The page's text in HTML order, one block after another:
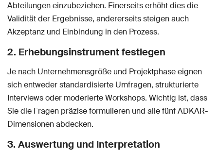
Abteilungen einzubeziehen. Einerseits erhöht dies die
Validität der Ergebnisse, andererseits steigen auch
Akzeptanz und Einbindung in den Prozess.
2. Erhebungsinstrument festlegen
Je nach Unternehmensgröße und Projektphase eignen
sich entweder standardisierte Umfragen, strukturierte
Interviews oder moderierte Workshops. Wichtig ist, dass
Sie die Fragen präzise formulieren und alle fünf ADKAR-
Dimensionen abdecken.
3. Auswertung und Interpretation